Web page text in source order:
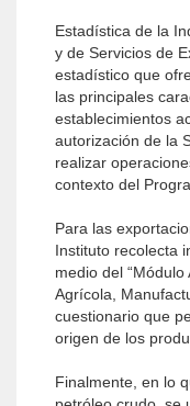
Estadística de la
y de Servicios de
estadístico que
las principales
establecimientos
autorización de la
realizar
contexto del
Para las
Instituto recolecta
medio del
Agrícola,
cuestionario que
origen de los
Finalmente, en lo